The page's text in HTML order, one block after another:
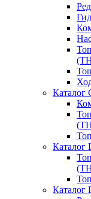
Каталог
Каталог
Каталог